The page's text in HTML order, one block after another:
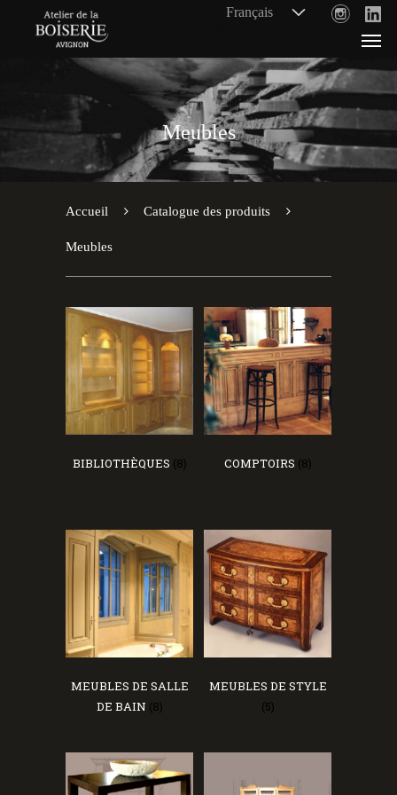
Meubles
Accueil Catalogue des produits
Meubles
BIBLIOTHÈQUES (8) COMPTOIRS (8)
MEUBLES DE SALLE
DE BAIN (8)
MEUBLES DE STYLE
(5)